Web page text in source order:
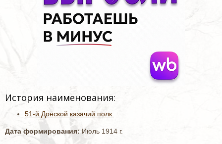
История наименования:
51-й Донской казачий полк.
Дата формирования: Июль 1914 г.